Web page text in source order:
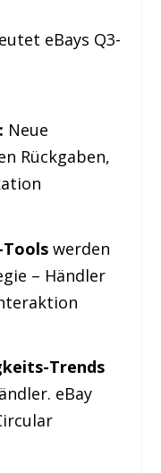
eBays Q3-
Neue
Rückgaben,
Toolswerden
– Händler
Trends
eBay